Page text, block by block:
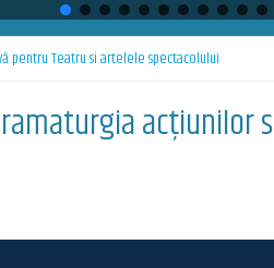
pentru Teatru si artelele spectacolului